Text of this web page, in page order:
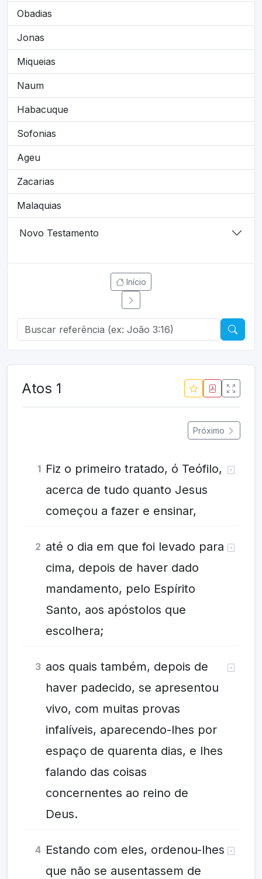
Obadias
Jonas
Miqueias
Naum
Habacuque
Sofonias
Ageu
Zacarias
Malaquias
Novo Testamento
Início
Atos 1
Próximo
1 Fiz o primeiro tratado, ó Teófilo,
acerca de tudo quanto Jesus
começou a fazer e ensinar,
2 até o dia em que foi levado para
cima, depois de haver dado
mandamento, pelo Espírito
Santo, aos apóstolos que
escolhera;
3 aos quais também, depois de
haver padecido, se apresentou
vivo, com muitas provas
infalíveis, aparecendo-lhes por
espaço de quarenta dias, e lhes
falando das coisas
concernentes ao reino de
Deus.
4 Estando com eles, ordenou-lhes
que não se ausentassem de